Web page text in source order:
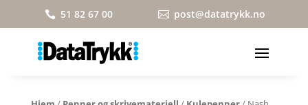
 51 82 67 00  post@datatrykk.no